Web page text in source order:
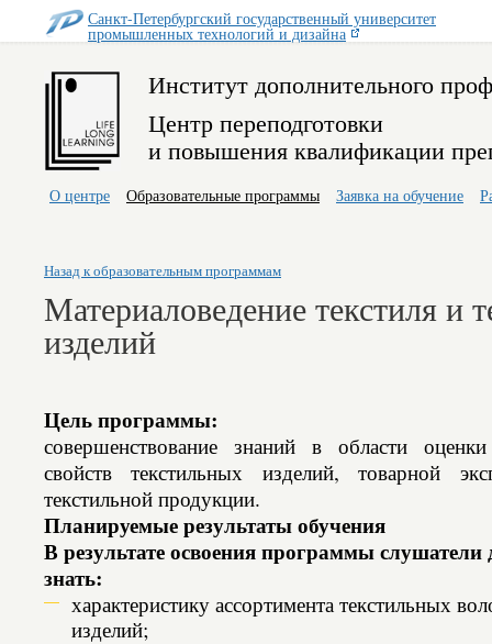
Санкт-Петербургский государственный университет
промышленных технологий и дизайна
Институт дополнительного
Центр переподготовки
и повышения квалификации
О центре Образовательные программы Заявка на обучение
Назад к образовательным программам
Материаловедение текстиля и
изделий
Цель программы:
совершенствование знаний в области оценки
свойств текстильных изделий, товарной
текстильной продукции.
Планируемые результаты обучения
В результате освоения программы
знать:
характеристику ассортимента текстильных
изделий;